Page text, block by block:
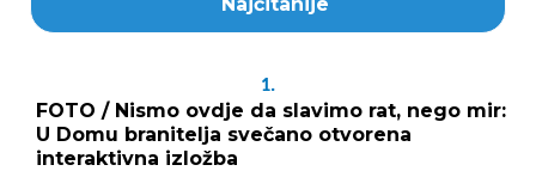
1.
FOTO / Nismo ovdje da slavimo rat, nego mir:
U Domu branitelja svečano otvorena
interaktivna izložba